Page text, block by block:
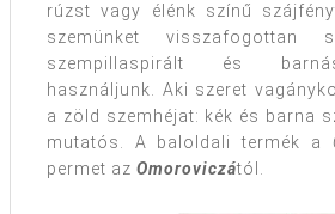
rúzst vagy élénk színű
szemünket visszafogottan
szempillaspirált és
használjunk. Aki szeret
a zöld szemhéjat: kék és barna
mutatós. A baloldali termék a
permet az Omoroviczától.